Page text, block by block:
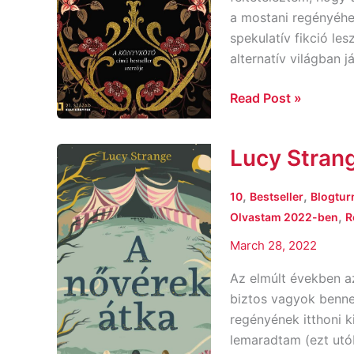
a mostani
spekulatív fikció
alternatív világban
Read Post »
Lucy
10, Bestseller,
Olvastam 2022-ben,
March 28, 2022
Az elmúlt években
biztos vagyok
regényének itthoni
lemaradtam (ezt
Lucy
Strange:
A
nővérek